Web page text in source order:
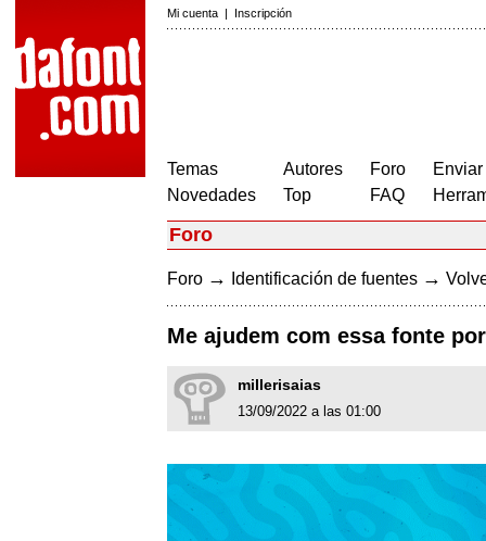
Mi cuenta | Inscripción
Temas
Novedades
Autores
Top
Foro
FAQ
Foro
Foro → Identificación de fuentes →
Me ajudem com essa fonte
millerisaias
13/09/2022 a las 01:00